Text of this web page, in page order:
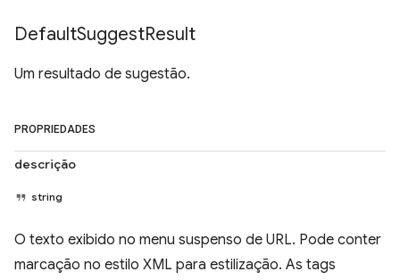
DefaultSuggestResult
Um resultado de sugestão.
PROPRIEDADES
descrição
string
O texto exibido no menu suspenso de URL. Pode conter
marcação no estilo XML para estilização. As tags